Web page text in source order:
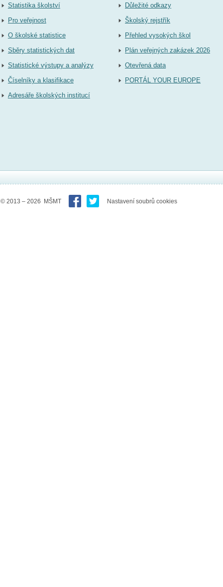
Statistika školství
Pro veřejnost
O školské statistice
Sběry statistických dat
Statistické výstupy a analýzy
Číselníky a klasifikace
Adresáře školských institucí
Důležité odkazy
Školský rejstřík
Přehled vysokých škol
Plán veřejných zakázek 2026
Otevřená data
PORTÁL YOUR EUROPE
© 2013 – 2026 MŠMT Nastavení soubrů cookies